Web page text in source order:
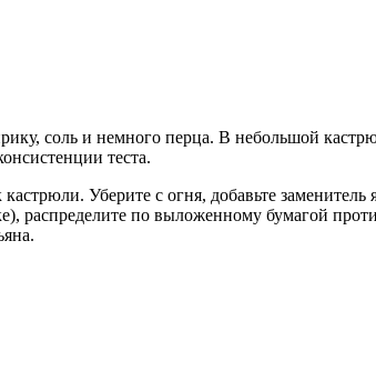
соль и немного перца. В небольшой
теста.
Уберите с огня, добавьте
распределите по выложенному бумагой